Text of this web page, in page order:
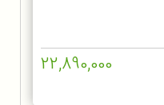
22,890,000